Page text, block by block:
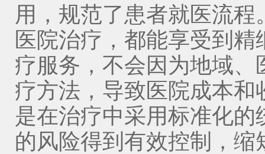
用，规范了患者就医流
医院治疗，都能享受到
疗服务，不会因为地域
疗方法，导致医院成本
是在治疗中采用标准化
的风险得到有效控制，